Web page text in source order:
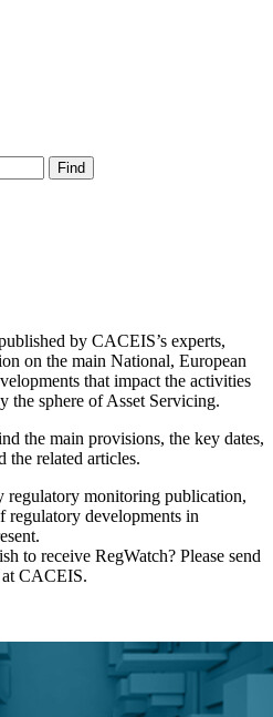
Find
by CACEIS’s experts,
on the main National, European
that impact the activities
the sphere of Asset Servicing.
the main provisions, the key dates,
the related articles.
monitoring publication,
regulatory developments in
to receive RegWatch? Please send
at CACEIS.